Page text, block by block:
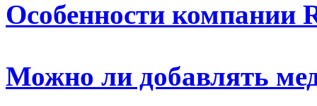
Особенности компании
Можно ли добавлять